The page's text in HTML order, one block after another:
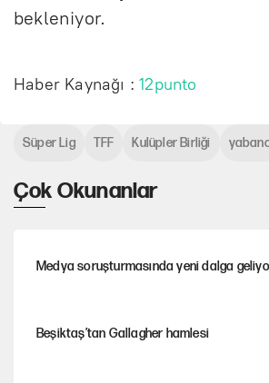
bekleniyor.
Haber Kaynağı :12punto
Çok Okunanlar
Medya soruşturmasında yeni dalga
Beşiktaş’tan Gallagher hamlesi
Süper Lig TFF Kulüpler Birliği